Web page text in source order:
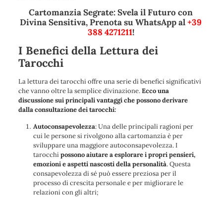
Cartomanzia Segrate: Svela il Futuro con
Divina Sensitiva, Prenota su WhatsApp al+39
388 4271211!
I Benefici della Lettura dei
Tarocchi
La lettura dei tarocchi offre una serie di benefici significativi
che vanno oltre la semplice divinazione.Ecco una
discussione sui principali vantaggi che possono derivare
dalla consultazione dei tarocchi:
Autoconsapevolezza: Una delle principali ragioni per
cui le persone si rivolgono alla cartomanzia è per
sviluppare una maggiore autoconsapevolezza. I
tarocchipossono aiutare a esplorare i propri pensieri,
emozioni e aspetti nascosti della personalità. Questa
consapevolezza di sé può essere preziosa per il
processo di crescita personale e per migliorare le
relazioni con gli altri;